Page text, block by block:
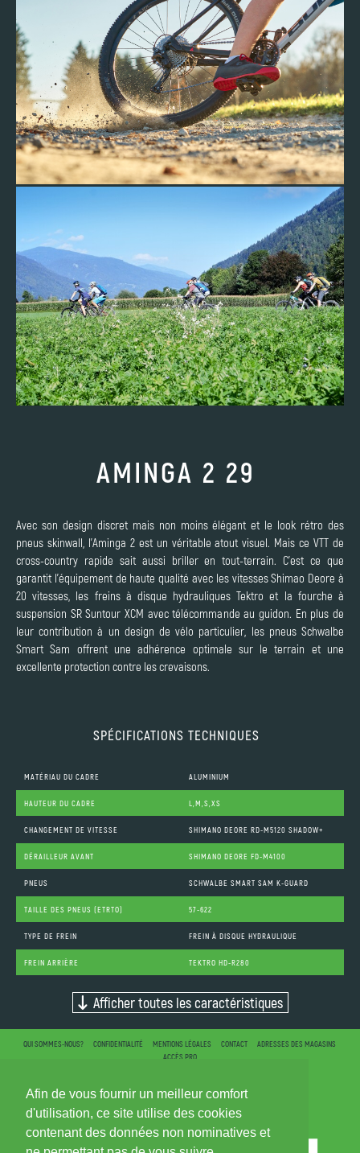
Afin de vous fournir un meilleur comfort
d'utilisation, ce site utilise des cookies
contenant des données non nominatives et
AMINGA 2 29
Avec son design discret mais non moins élégant et le look rétro des
pneus skinwall, l'Aminga 2 est un véritable atout visuel. Mais ce VTT de
cross-country rapide sait aussi briller en tout-terrain. C'est ce que
garantit l'équipement de haute qualité avec les vitesses Shimao Deore à
20 vitesses, les freins à disque hydrauliques Tektro et la fourche à
suspension SR Suntour XCM avec télécommande au guidon. En plus de
leur contribution à un design de vélo particulier, les pneus Schwalbe
Smart Sam offrent une adhérence optimale sur le terrain et une
excellente protection contre les crevaisons.
SPÉCIFICATIONS TECHNIQUES
MATÉRIAU DU CADRE ALUMINIUM
HAUTEUR DU CADRE L,M,S,XS
CHANGEMENT DE VITESSE SHIMANO DEORE RD-M5120 SHADOW+
DÉRAILLEUR AVANT SHIMANO DEORE FD-M4100
PNEUS SCHWALBE SMART SAM K-GUARD
TAILLE DES PNEUS (ETRTO) 57-622
TYPE DE FREIN FREIN À DISQUE HYDRAULIQUE
FREIN ARRIÈRE TEKTRO HD-R280
Afficher toutes les caractéristiques
QUI SOMMES-NOUS? CONFIDENTIALITÉ MENTIONS LÉGALES CONTACT
ADRESSES DES MAGASINS
ACCÈS PRO